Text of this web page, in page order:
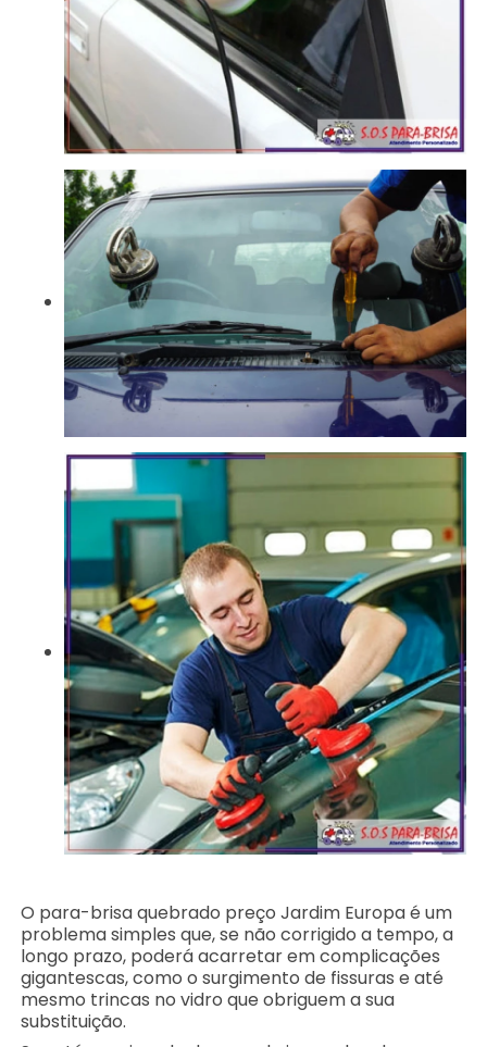
O para-brisa quebrado preço Jardim Europa é um
problema simples que, se não corrigido a tempo, a
longo prazo, poderá acarretar em complicações
gigantescas, como o surgimento de fissuras e até
mesmo trincas no vidro que obriguem a sua
substituição.